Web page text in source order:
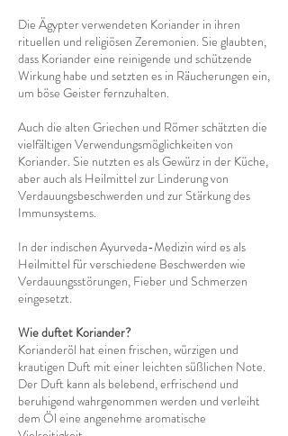
Die Ägypter verwendeten Koriander in ihren
rituellen und religiösen Zeremonien. Sie glaubten,
dass Koriander eine reinigende und schützende
Wirkung habe und setzten es in Räucherungen ein,
um böse Geister fernzuhalten.
Auch die alten Griechen und Römer schätzten die
vielfältigen Verwendungsmöglichkeiten von
Koriander. Sie nutzten es als Gewürz in der Küche,
aber auch als Heilmittel zur Linderung von
Verdauungsbeschwerden und zur Stärkung des
Immunsystems.
In der indischen Ayurveda-Medizin wird es als
Heilmittel für verschiedene Beschwerden wie
Verdauungsstörungen, Fieber und Schmerzen
eingesetzt.
Wie duftet Koriander?
Korianderöl hat einen frischen, würzigen und
krautigen Duft mit einer leichten süßlichen Note.
Der Duft kann als belebend, erfrischend und
beruhigend wahrgenommen werden und verleiht
dem Öl eine angenehme aromatische